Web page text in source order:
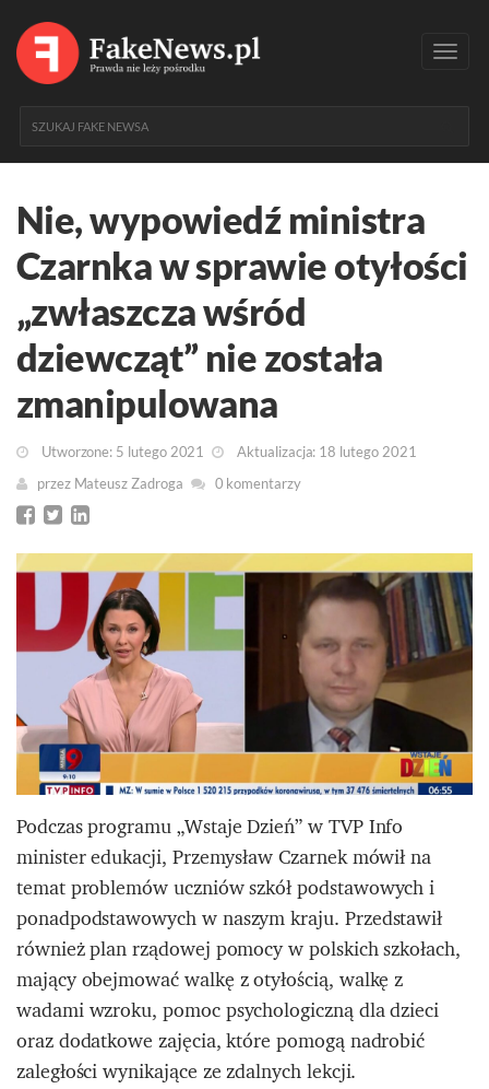
Nie, wypowiedź ministra
Czarnka w sprawie otyłości
„zwłaszcza wśród
dziewcząt” nie została
zmanipulowana
Utworzone: 5 lutego 2021
Aktualizacja: 18 lutego 2021
przez Mateusz Zadroga 0 komentarzy
Podczas programu „Wstaje Dzień” w TVP Info
minister edukacji, Przemysław Czarnek mówił na
temat problemów uczniów szkół podstawowych i
ponadpodstawowych w naszym kraju. Przedstawił
również plan rządowej pomocy w polskich szkołach,
mający obejmować walkę z otyłością, walkę z
wadami wzroku, pomoc psychologiczną dla dzieci
oraz dodatkowe zajęcia, które pomogą nadrobić
zaległości wynikające ze zdalnych lekcji.